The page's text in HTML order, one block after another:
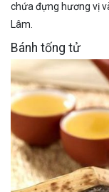
chứa đựng hương vị
Lâm.
Bánh tống tử